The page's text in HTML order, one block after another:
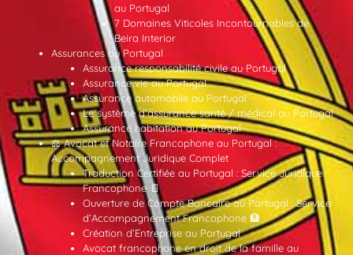
au Portugal
7 Domaines Viticoles Incontournables de
Beira Interior
Assurances au Portugal
Assurance responsabilité civile au Portugal
Assurance vie au Portugal
Assurance automobile au Portugal
Le système d’assurance santé / médical au Portugal
Assurance habitation au Portugal
⚖️ Avocat et Notaire Francophone au Portugal :
Accompagnement Juridique Complet
Traduction Certifiée au Portugal : Service Juridique
Francophone 📄
Ouverture de Compte Bancaire au Portugal : Service
d’Accompagnement Francophone 🏦
Création d’Entreprise au Portugal
Avocat francophone en droit de la famille au